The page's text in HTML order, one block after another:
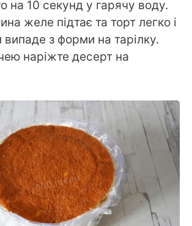
на 10 секунд у гарячу воду.
желе підтає та торт легко і
з форми на тарілку.
наріжте десерт на